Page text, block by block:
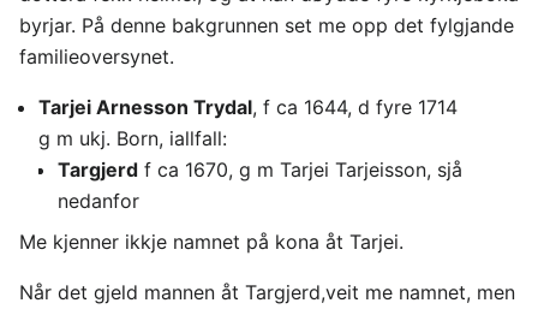
byrjar. På denne bakgrunnen set me opp det fylgjande
familieoversynet.
Tarjei Arnesson Trydal, f ca 1644, d fyre 1714
g m ukj. Born, iallfall:
Targjerd f ca 1670, g m Tarjei Tarjeisson, sjå
nedanfor
Me kjenner ikkje namnet på kona åt Tarjei.
Når det gjeld mannen åt Targjerd,veit me namnet, men